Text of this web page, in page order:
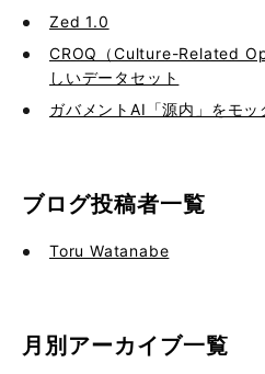
Zed 1.0
CROQ（Culture-Related
しいデータセット
ガバメントAI「源内」をモッ
ブログ投稿者一覧
Toru Watanabe
月別アーカイブ一覧